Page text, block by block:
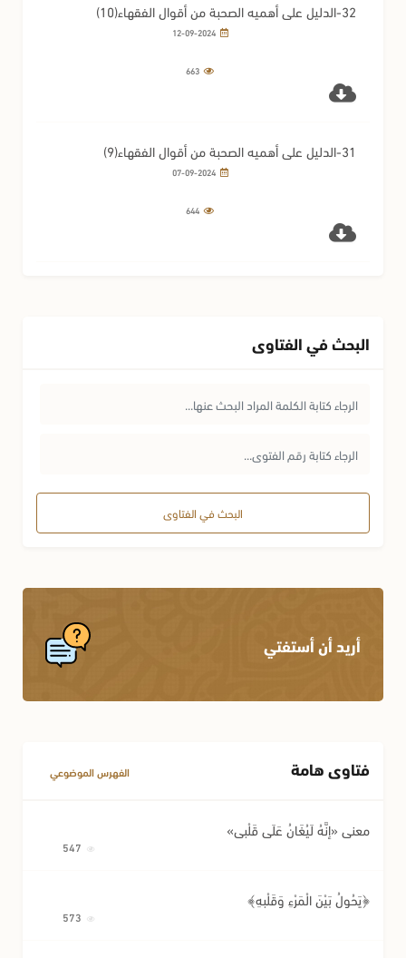
32-الدليل على أهميه الصحبة من أقوال الفقهاء(10)
12-09-2024
31-الدليل على أهميه الصحبة من أقوال الفقهاء(9)
07-09-2024
البحث في الفتاوى
البحث في الفتاوى
أريد أن أستفتي
فتاوى هامة الفهرس الموضوعي
معنى «إِنَّهُ لَيُغَانُ عَلَى قَلْبِي»
﴿يَحُولُ بَيْنَ الْمَرْءِ وَقَلْبِهِ﴾